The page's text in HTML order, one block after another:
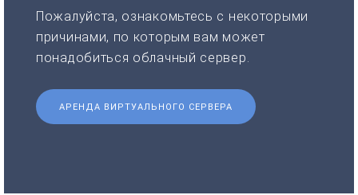
Пожалуйста, ознакомьтесь с некоторыми
причинами, по которым вам может
понадобиться облачный сервер.
АРЕНДА ВИРТУАЛЬНОГО СЕРВЕРА